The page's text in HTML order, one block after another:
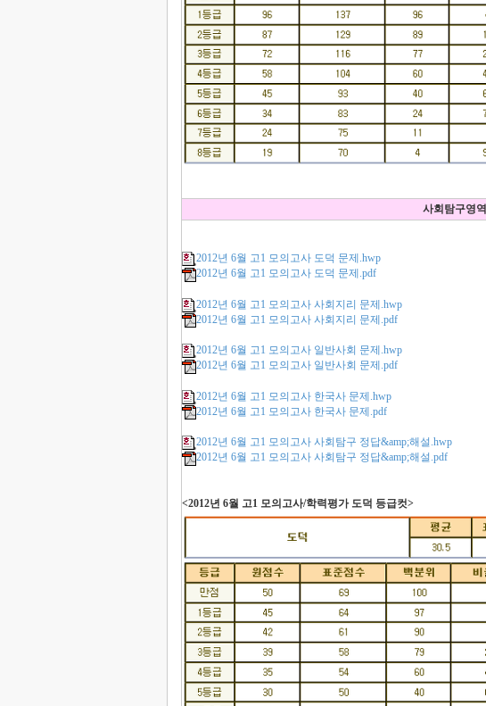
사회탐구영역
2012년 6월 고1 모의고사 도덕 문제.hwp
2012년 6월 고1 모의고사 도덕 문제.pdf
2012년 6월 고1 모의고사 사회지리 문제.hwp
2012년 6월 고1 모의고사 사회지리 문제.pdf
2012년 6월 고1 모의고사 일반사회 문제.hwp
2012년 6월 고1 모의고사 일반사회 문제.pdf
2012년 6월 고1 모의고사 한국사 문제.hwp
2012년 6월 고1 모의고사 한국사 문제.pdf
2012년 6월 고1 모의고사 사회탐구 정답&amp;해설.hwp
2012년 6월 고1 모의고사 사회탐구 정답&amp;해설.pdf
<2012년 6월 고1 모의고사/학력평가 도덕 등급컷>